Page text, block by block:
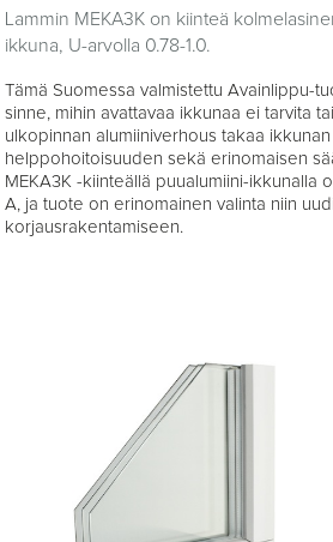
Lammin MEKA3K on kiinteä
ikkuna, U-arvolla 0.78-1.0.
Tämä Suomessa valmistettu Avainlippu-
sinne, mihin avattavaa ikkunaa ei tarvita
ulkopinnan alumiiniverhous takaa ikkunan
helppohoitoisuuden sekä erinomaisen
MEKA3K -kiinteällä puualumiini-ikkunalla
A, ja tuote on erinomainen valinta niin
korjausrakentamiseen.